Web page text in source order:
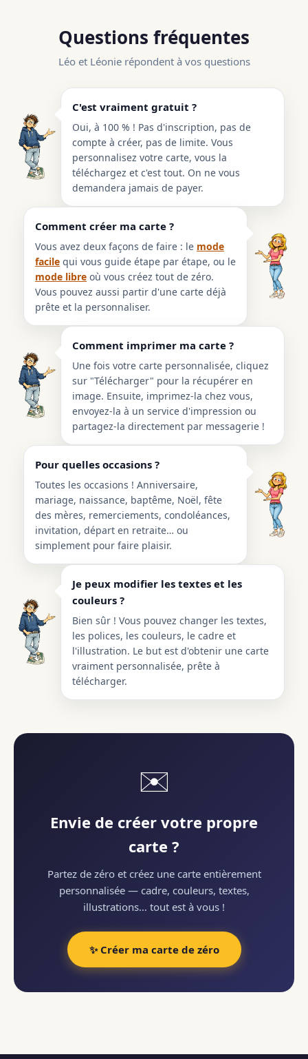
Questions fréquentes
Léo et Léonie répondent à vos questions
C'est vraiment gratuit ?
Oui, à 100 % ! Pas d'inscription, pas de
compte à créer, pas de limite. Vous
personnalisez votre carte, vous la
téléchargez et c'est tout. On ne vous
demandera jamais de payer.
Comment créer ma carte ?
Vous avez deux façons de faire : le mode
facile qui vous guide étape par étape, ou le
mode libre où vous créez tout de zéro.
Vous pouvez aussi partir d'une carte déjà
prête et la personnaliser.
Comment imprimer ma carte ?
Une fois votre carte personnalisée, cliquez
sur "Télécharger" pour la récupérer en
image. Ensuite, imprimez-la chez vous,
envoyez-la à un service d'impression ou
partagez-la directement par messagerie !
Pour quelles occasions ?
Toutes les occasions ! Anniversaire,
mariage, naissance, baptême, Noël, fête
des mères, remerciements, condoléances,
invitation, départ en retraite… ou
simplement pour faire plaisir.
Je peux modifier les textes et les
couleurs ?
Bien sûr ! Vous pouvez changer les textes,
les polices, les couleurs, le cadre et
l'illustration. Le but est d'obtenir une carte
vraiment personnalisée, prête à
télécharger.
✉️
Envie de créer votre propre
carte ?
Partez de zéro et créez une carte entièrement
personnalisée — cadre, couleurs, textes,
illustrations… tout est à vous !
✨ Créer ma carte de zéro